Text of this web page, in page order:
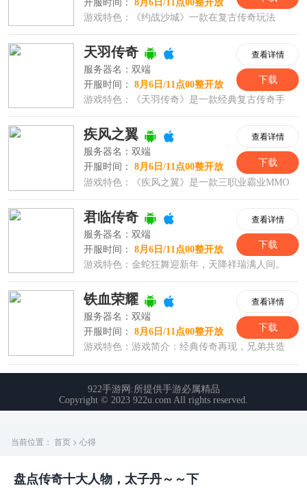
当前位置： 首页 > 心得
盘点传奇十大人物，太子丹～～下